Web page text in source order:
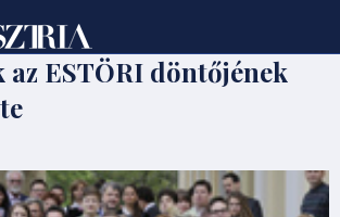
ESTÖRI döntőjének